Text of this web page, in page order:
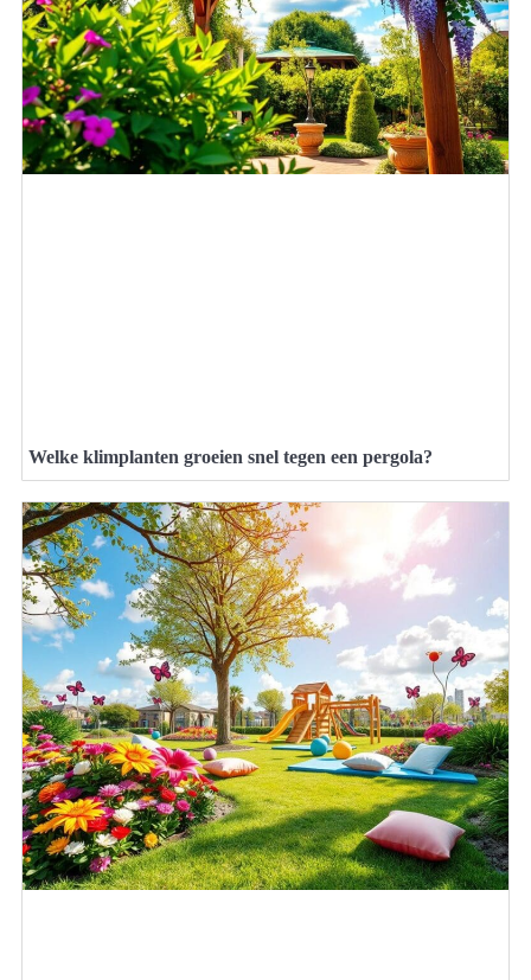
Welke klimplanten groeien snel tegen een pergola?